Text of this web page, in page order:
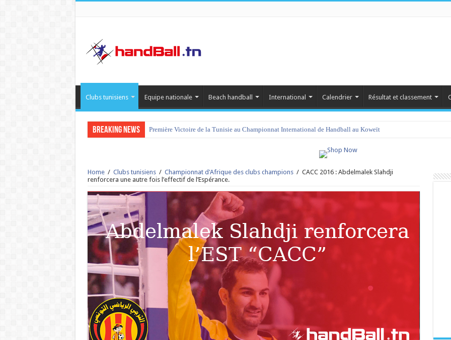
Clubs tunisiens Equipe nationale Beach handball International Calendrier Résultat et classement
Breaking News Première Victoire de la Tunisie au Championnat International de Handball au Koweït
Home / Clubs tunisiens / Championnat d'Afrique des clubs champions / CACC 2016 : Abdelmalek Slahdji
renforcera une autre fois l’effectif de l’Espérance.